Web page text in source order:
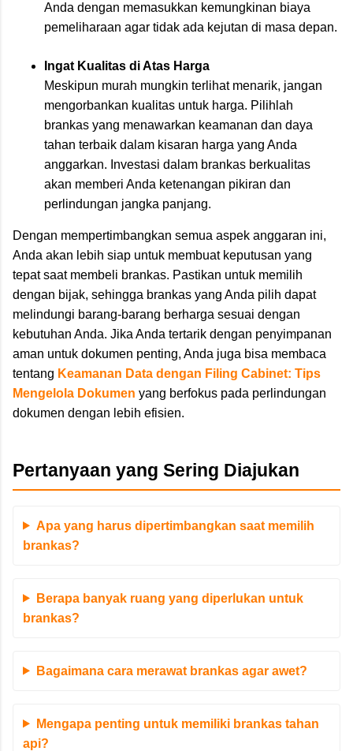
Anda dengan memasukkan kemungkinan biaya
pemeliharaan agar tidak ada kejutan di masa depan.
Ingat Kualitas di Atas Harga
Meskipun murah mungkin terlihat menarik, jangan
mengorbankan kualitas untuk harga. Pilihlah
brankas yang menawarkan keamanan dan daya
tahan terbaik dalam kisaran harga yang Anda
anggarkan. Investasi dalam brankas berkualitas
akan memberi Anda ketenangan pikiran dan
perlindungan jangka panjang.
Dengan mempertimbangkan semua aspek anggaran ini,
Anda akan lebih siap untuk membuat keputusan yang
tepat saat membeli brankas. Pastikan untuk memilih
dengan bijak, sehingga brankas yang Anda pilih dapat
melindungi barang-barang berharga sesuai dengan
kebutuhan Anda. Jika Anda tertarik dengan penyimpanan
aman untuk dokumen penting, Anda juga bisa membaca
tentang Keamanan Data dengan Filing Cabinet: Tips
Mengelola Dokumen yang berfokus pada perlindungan
dokumen dengan lebih efisien.
Pertanyaan yang Sering Diajukan
Apa yang harus dipertimbangkan saat memilih
brankas?
Berapa banyak ruang yang diperlukan untuk
brankas?
Bagaimana cara merawat brankas agar awet?
Mengapa penting untuk memiliki brankas tahan
api?